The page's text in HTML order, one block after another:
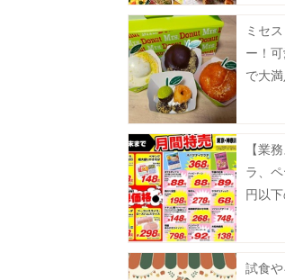
ミセ
ー！
で大満
【業
ラ、
円以
試食や